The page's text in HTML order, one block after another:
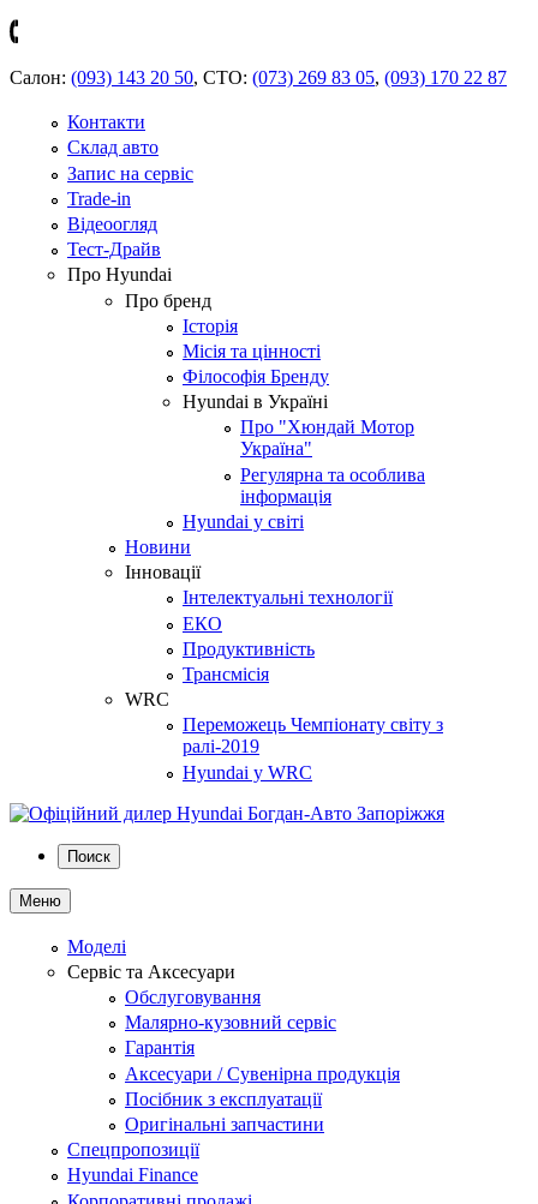
Салон: (093) 143 20 50, СТО: (073) 269 83 05, (093) 170 22 87
Контакти
Склад авто
Запис на сервіс
Trade-in
Відеоогляд
Тест-Драйв
Про Hyundai
Про бренд
Історія
Місія та цінності
Філософія Бренду
Hyundai в Україні
Про "Хюндай Мотор
Україна"
Регулярна та особлива
інформація
Hyundai у світі
Новини
Інновації
Інтелектуальні технології
ЕКО
Продуктивність
Трансмісія
WRC
Переможець Чемпіонату світу з
ралі-2019
Hyundai у WRC
Поиск
Меню
Моделі
Сервіс та Аксесуари
Обслуговування
Малярно-кузовний сервіс
Гарантія
Аксесуари / Сувенірна продукція
Посібник з експлуатації
Оригінальні запчастини
Спецпропозиції
Hyundai Finance